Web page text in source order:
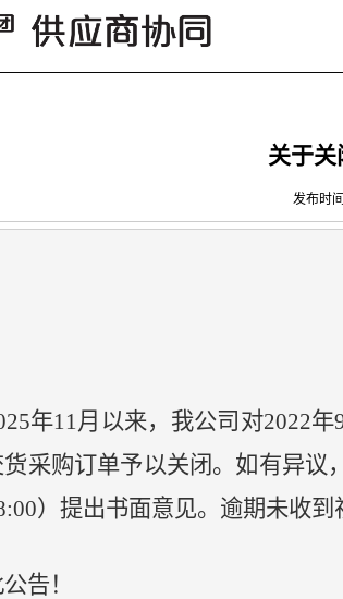
关于
发布时间
年11月以来，我公司对2022
采购订单予以关闭。如有异议
）提出书面意见。逾期未收
告！